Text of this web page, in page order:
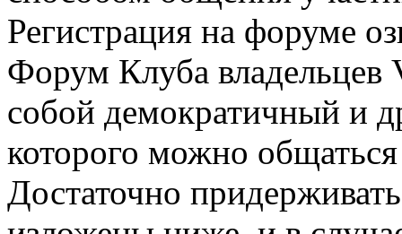
Регистрация на форуме
Форум Клуба владельцев
собой демократичный и
которого можно
Достаточно